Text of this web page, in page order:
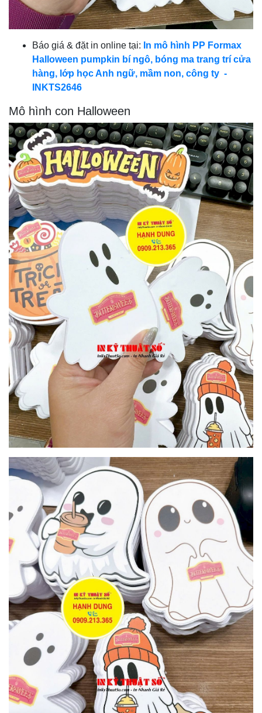
Báo giá & đặt in online tại: In mô hình PP Formax
Halloween pumpkin bí ngô, bóng ma trang trí cửa
hàng, lớp học Anh ngữ, mầm non, công ty -
INKTS2646
Mô hình con Halloween